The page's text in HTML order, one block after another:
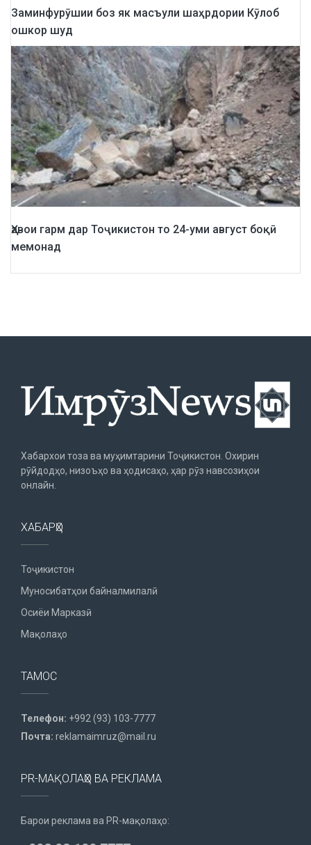
Заминфурӯшии боз як масъули шаҳрдории Кӯлоб
ошкор шуд
Ҳавои гарм дар Тоҷикистон то 24-уми август боқӣ
мемонад
Хабархои тоза ва муҳимтарини Тоҷикистон. Охирин
рӯйдодҳо, низоъҳо ва ҳодисаҳо, ҳар рӯз навсозиҳои
онлайн.
ХАБАРҲО
Тоҷикистон
Муносибатҳои байналмилалӣ
Осиёи Марказӣ
Мақолаҳо
ТАМОС
Телефон: +992 (93) 103-7777
Почта: reklamaimruz@mail.ru
PR-МАҚОЛАҲО ВА РЕКЛАМА
Барои реклама ва PR-мақолаҳо: